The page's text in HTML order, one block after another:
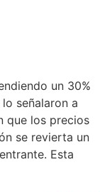
un 30%
señalaron a
que los precios
se revierta un
Esta